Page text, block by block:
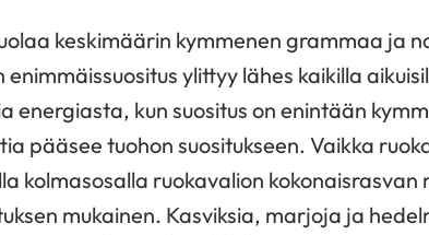
keskimäärin kymmenen grammaa ja
ylittyy lähes kaikilla
energiasta, kun suositus on enintään
pääsee tuohon suositukseen. Vaikka
kolmasosalla ruokavalion kokonaisrasvan
mukainen. Kasviksia, marjoja ja